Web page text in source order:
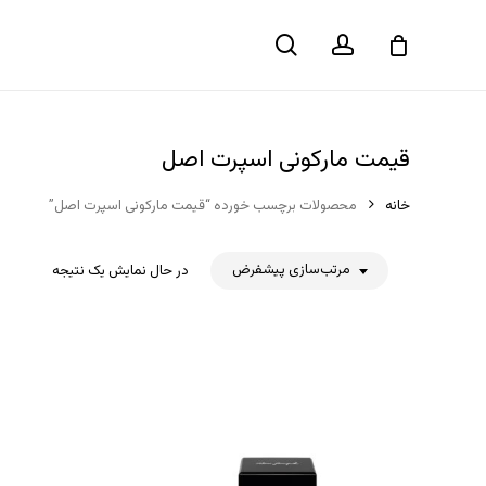
جستجوحساب
کاربری سبد خرید
قیمت مارکونی اسپرت اصل
خانه محصولات برچسب خورده “قیمت مارکونی اسپرت اصل”
در حال نمایش یک نتیجه مرتب‌سازی پیشفرض